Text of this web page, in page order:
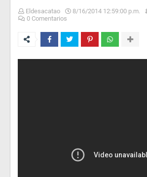
Eldesacatao 8/16/2014 12:59:00 p.m.
0 Comentarios